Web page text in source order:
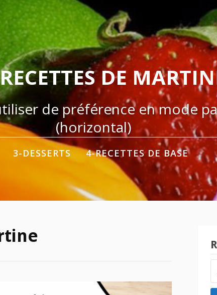
DE
de préférence en mode
(horizontal)
3-DESSERTS 4-RECETTES DE BASE